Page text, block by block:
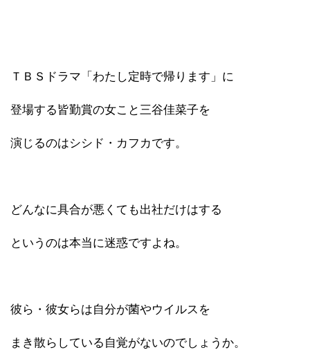
ＴＢＳドラマ「わたし定時で帰ります」に
登場する皆勤賞の女こと三谷佳菜子を
演じるのはシシド・カフカです。
どんなに具合が悪くても出社だけはする
というのは本当に迷惑ですよね。
彼ら・彼女らは自分が菌やウイルスを
まき散らしている自覚がないのでしょうか。